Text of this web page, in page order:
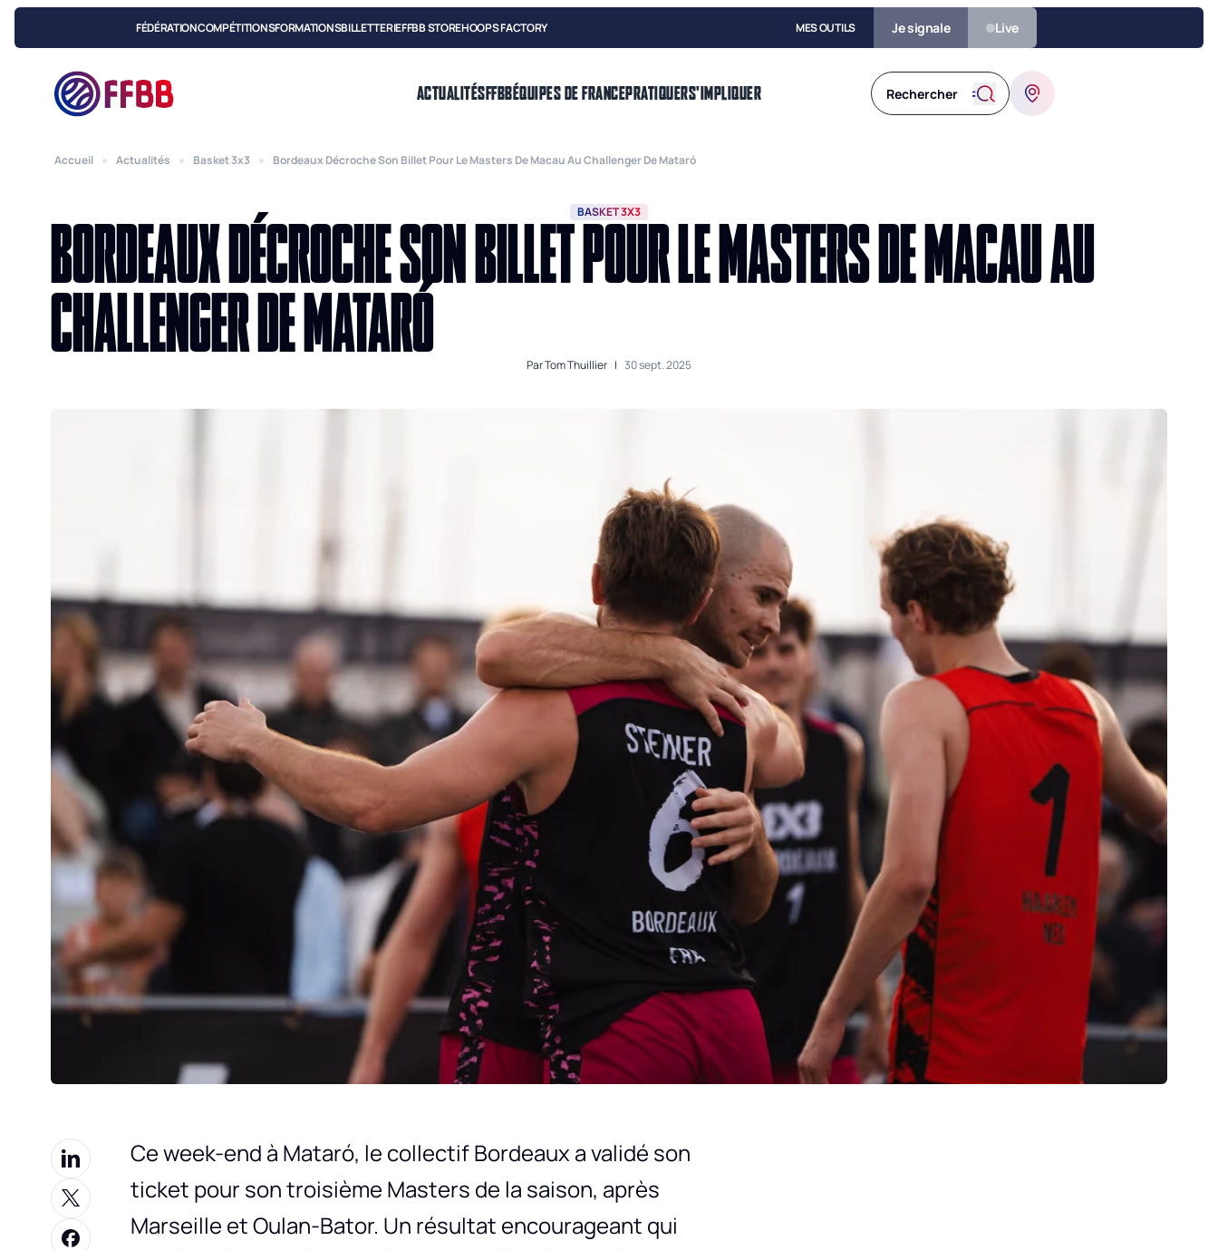
FÉDÉRATIONCOMPÉTITIONSFORMATIONSBILLETTERIEFFBB STOREHOOPS FACTORY MES OUTILS Je signale Live
ACTUALITÉSFFBBÉQUIPES DE FRANCEPRATIQUERS'IMPLIQUER
Accueil Actualités Basket 3x3 Bordeaux Décroche Son Billet Pour Le Masters De Macau Au Challenger De Mataró
BASKET 3X3
BORDEAUX DÉCROCHE SON BILLET POUR LE MASTERS DE MACAU AU
CHALLENGER DE MATARÓ ParTom Thuillier | 30 sept. 2025
Ce week-end à Mataró, le collectif Bordeaux a validé son
ticket pour son troisième Masters de la saison, après
Marseille et Oulan-Bator. Un résultat encourageant qui